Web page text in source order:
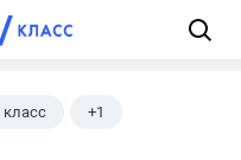
класс +1